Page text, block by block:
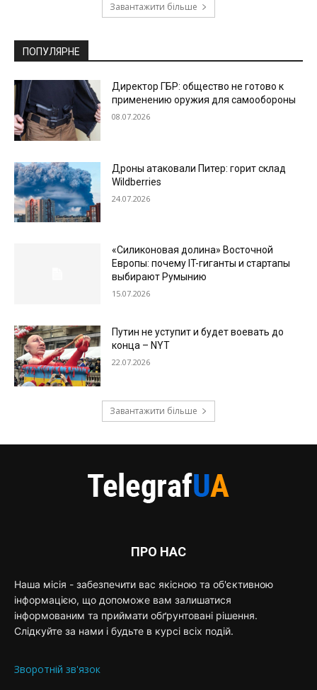
Завантажити більше
ПОПУЛЯРНЕ
Директор ГБР: общество не готово к
применению оружия для самообороны
08.07.2026
Дроны атаковали Питер: горит склад
Wildberries
24.07.2026
«Силиконовая долина» Восточной
Европы: почему IT-гиганты и стартапы
выбирают Румынию
15.07.2026
Путин не уступит и будет воевать до
конца – NYT
22.07.2026
Завантажити більше
ПРО НАС
Наша місія - забезпечити вас якісною та об'єктивною
інформацією, що допоможе вам залишатися
інформованим та приймати обґрунтовані рішення.
Слідкуйте за нами і будьте в курсі всіх подій.
Зворотній зв'язок